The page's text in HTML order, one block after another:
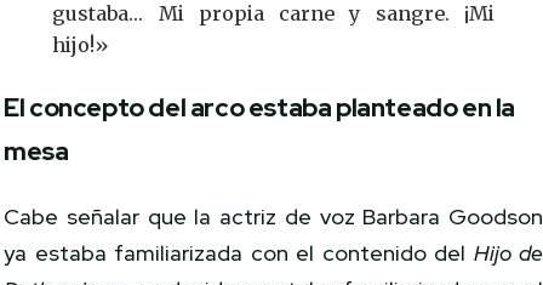
gustaba… Mi propia carne y sangre. ¡Mi
hijo!»
El concepto del arco estaba planteado en la
mesa
Cabe señalar que la actriz de voz Barbara Goodson
ya estaba familiarizada con el contenido del Hijo de